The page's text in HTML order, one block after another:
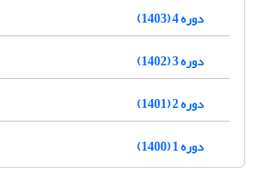
دوره 4 (1403)
دوره 3 (1402)
دوره 2 (1401)
دوره 1 (1400)